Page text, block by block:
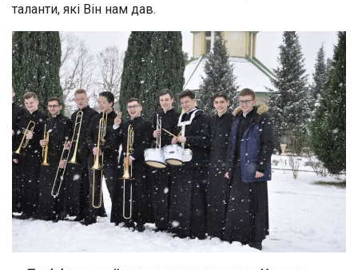
таланти, які Він нам дав.